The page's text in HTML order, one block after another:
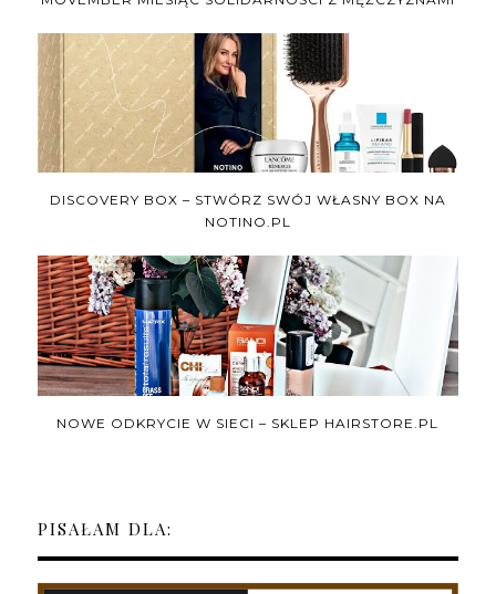
DISCOVERY BOX – STWÓRZ SWÓJ WŁASNY BOX NA
NOTINO.PL
NOWE ODKRYCIE W SIECI – SKLEP HAIRSTORE.PL
PISAŁAM DLA: